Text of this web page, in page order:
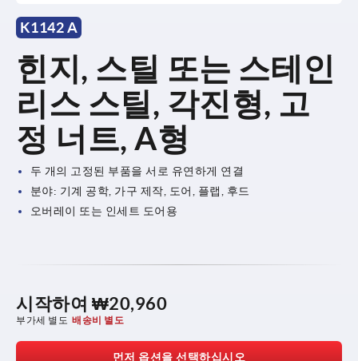
K1142 A
힌지, 스틸 또는 스테인
리스 스틸, 각진형, 고
정 너트, A형
두 개의 고정된 부품을 서로 유연하게 연결
분야: 기계 공학, 가구 제작, 도어, 플랩, 후드
오버레이 또는 인세트 도어용
시작하여 ₩20,960
부가세 별도 배송비 별도
먼저 옵션을 선택하십시오